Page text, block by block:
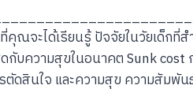
คุณจะได้เรียนรู้ ปัจจัยในวัยเด็กที่
กับความสุขในอนาคต Sunk cost
ตัดสินใจ และความสุข ความสัมพัน